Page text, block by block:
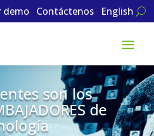
demo Contáctenos English
son los
de